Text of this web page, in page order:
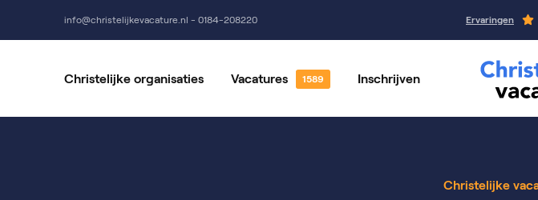
info@christelijkevacature.nl - 0184-208220 Ervaringen
Christelijke organisaties Vacatures Inschrijven
Christelijke